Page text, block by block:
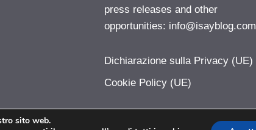
press releases and other
opportunities:
Dichiarazione sulla Privacy (UE)
Cookie Policy (UE)
sito web.